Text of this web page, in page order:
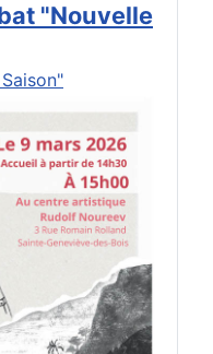
"Nouvelle